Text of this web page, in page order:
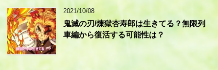
2021/10/08
鬼滅の刃/煉獄杏寿郎は生きてる？無限列
車編から復活する可能性は？